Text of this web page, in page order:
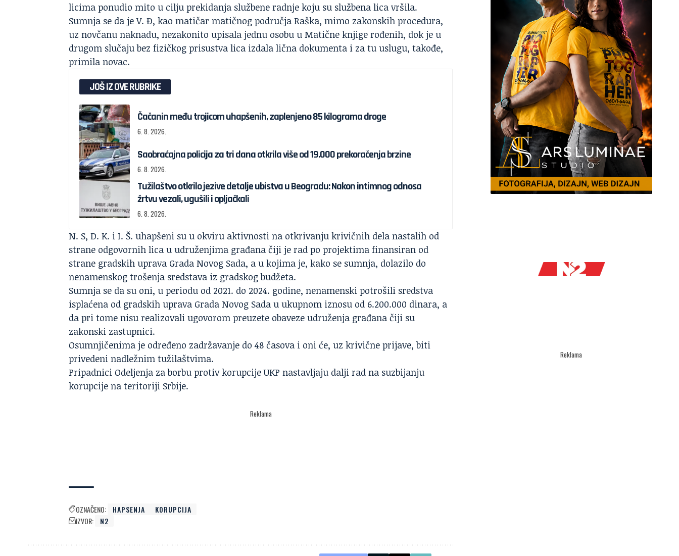
licima ponudio mito u cilju prekidanja službene radnje koju su službena lica vršila.
Sumnja se da je V. Đ, kao matičar matičnog područja Raška, mimo zakonskih procedura,
uz novčanu naknadu, nezakonito upisala jednu osobu u Matične knjige rođenih, dok je u
drugom slučaju bez fizičkog prisustva lica izdala lična dokumenta i za tu uslugu, takođe,
primila novac.
JOŠ IZ OVE RUBRIKE
Čačanin među trojicom uhapšenih, zaplenjeno 85 kilograma droge
6. 8. 2026.
Saobraćajna policija za tri dana otkrila više od 19.000 prekoračenja brzine
6. 8. 2026.
Tužilaštvo otkrilo jezive detalje ubistva u Beogradu: Nakon intimnog odnosa
žrtvu vezali, ugušili i opljačkali
6. 8. 2026.
N. S, D. K. i I. Š. uhapšeni su u okviru aktivnosti na otkrivanju krivičnih dela nastalih od
strane odgovornih lica u udruženjima građana čiji je rad po projektima finansiran od
strane gradskih uprava Grada Novog Sada, a u kojima je, kako se sumnja, dolazilo do
nenamenskog trošenja sredstava iz gradskog budžeta.
Sumnja se da su oni, u periodu od 2021. do 2024. godine, nenamenski potrošili sredstva
isplaćena od gradskih uprava Grada Novog Sada u ukupnom iznosu od 6.200.000 dinara, a
da pri tome nisu realizovali ugovorom preuzete obaveze udruženja građana čiji su
zakonski zastupnici.
Osumnjičenima je određeno zadržavanje do 48 časova i oni će, uz krivične prijave, biti
privedeni nadležnim tužilaštvima.
Pripadnici Odeljenja za borbu protiv korupcije UKP nastavljaju dalji rad na suzbijanju
korupcije na teritoriji Srbije.
Reklama
OZNAČENO: HAPSENJA
KORUPCIJA
IZVOR:
N2
Reklama